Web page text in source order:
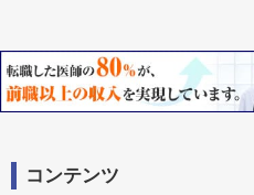
コンテンツ